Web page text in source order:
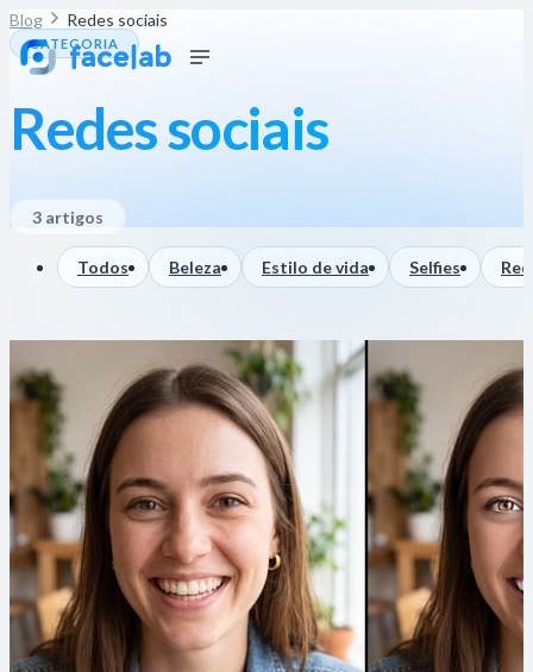
Blog Redes sociais
CATEGORIA
Redes sociais
3 artigos
Todos Beleza Estilo de vida Selfies